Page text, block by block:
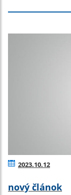
2023.10.12
nový článok